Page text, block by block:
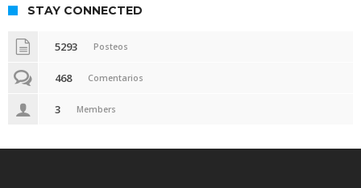
STAY CONNECTED
5293 Posteos
468 Comentarios
3 Members